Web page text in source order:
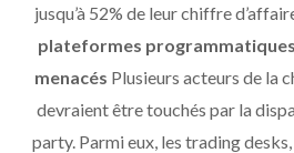
jusqu’à 52% de leur chiffre
plateformes
menacés Plusieurs acteurs de la
devraient être touchés par la
party. Parmi eux, les trading